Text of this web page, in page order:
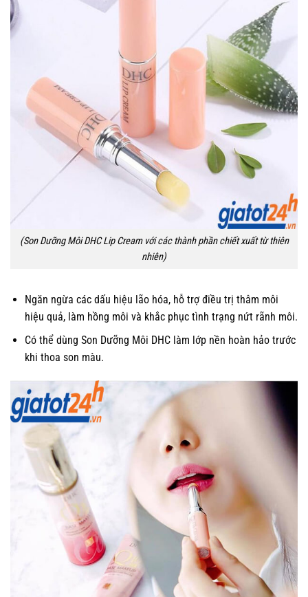
(Son Dưỡng Môi DHC Lip Cream với các thành phần chiết xuất từ thiên
nhiên)
Ngăn ngừa các dấu hiệu lão hóa, hỗ trợ điều trị thâm môi
hiệu quả, làm hồng môi và khắc phục tình trạng nứt rãnh môi.
Có thể dùng Son Dưỡng Môi DHC làm lớp nền hoàn hảo trước
khi thoa son màu.